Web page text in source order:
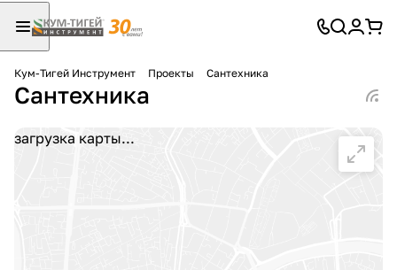
Кум-Тигей Инструмент Проекты Сантехника
Сантехника
загрузка карты...
Для клиентов всех банков
Разбейте